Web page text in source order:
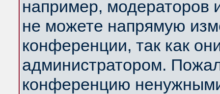
например, модераторов
не можете напрямую
конференции, так как
администратором.
конференцию